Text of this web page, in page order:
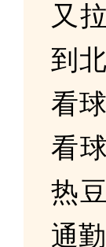
又
到
看
看
热
通